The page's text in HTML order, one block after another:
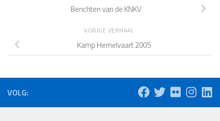
Berichten van de KNKV
VORIGE VERHAAL
Kamp Hemelvaart 2005
VOLG: